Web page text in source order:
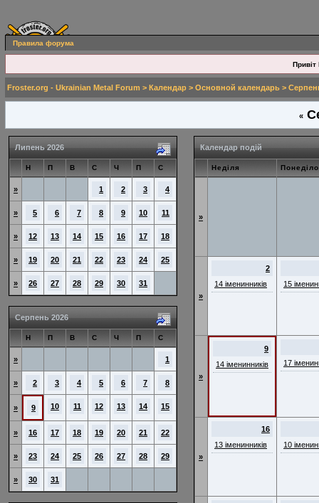
Правила форума
Привіт
Froster.org - Ukrainian Metal Forum > Календар > Основной календарь >
«
Липень 2026
Н П В С Ч П С
» 1 2 3 4
» 5 6 7 8 9 10 11
» 12 13 14 15 16 17 18
» 19 20 21 22 23 24 25
» 26 27 28 29 30 31
Серпень 2026
Н П В С Ч П С
» 1
» 2 3 4 5 6 7 8
» 9 10 11 12 13 14 15
» 16 17 18 19 20 21 22
» 23 24 25 26 27 28 29
» 30 31
Календар подій
Неділя
»
»
2
14 іменинників
15
»
9
14 іменинників
17
»
16
13 іменинників
10